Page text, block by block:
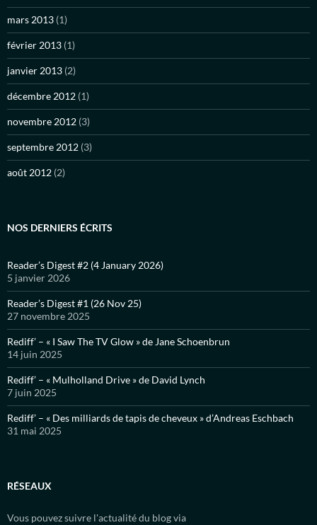
mars 2013 (1)
février 2013 (1)
janvier 2013 (2)
décembre 2012 (1)
novembre 2012 (3)
septembre 2012 (3)
août 2012 (2)
NOS DERNIERS ÉCRITS
Reader’s Digest #2 (4 January 2026)
5 janvier 2026
Reader’s Digest #1 (26 Nov 25)
27 novembre 2025
Rediff’ – « I Saw The TV Glow » de Jane Schoenbrun
14 juin 2025
Rediff’ – « Mulholland Drive » de David Lynch
7 juin 2025
Rediff’ – « Des milliards de tapis de cheveux » d’Andreas Eschbach
31 mai 2025
RÉSEAUX
Vous pouvez suivre l'actualité du blog via